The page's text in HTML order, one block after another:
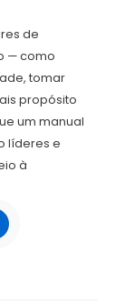
de
— como
tomar
propósito
um manual
líderes e
à